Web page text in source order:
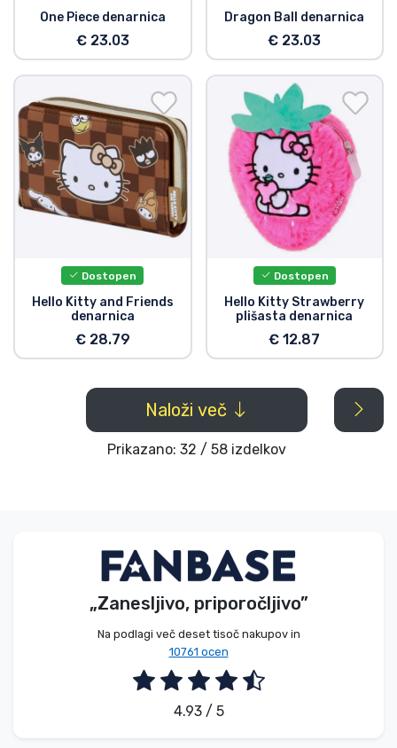
One Piece denarnica
€ 23.03
Dragon Ball denarnica
€ 23.03
Dostopen
Hello Kitty and Friends
denarnica
€ 28.79
Dostopen
Hello Kitty Strawberry
plišasta denarnica
€ 12.87
Naloži več
Prikazano: 32 / 58 izdelkov
„Zanesljivo, priporočljivo”
Na podlagi več deset tisoč nakupov in
10761 ocen
4.93 / 5